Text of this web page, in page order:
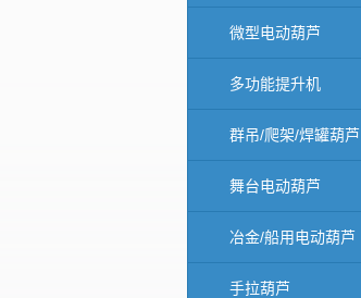
微型电动葫芦
多功能提升机
群吊/爬架/焊罐葫芦
舞台电动葫芦
冶金/船用电动葫芦
手拉葫芦